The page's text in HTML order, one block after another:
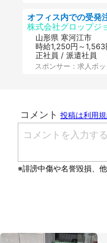
オフィス内での受発
株式会社グロップジ
山形県 寒河江市
時給1,250円～1,563
正社員 / 派遣社員
スポンサー：求人ボッ